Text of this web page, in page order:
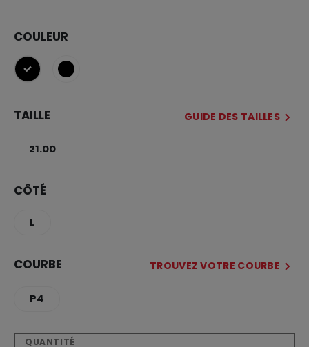
COULEUR
sélectionné
TAILLE GUIDE DES TAILLES
21.00
CÔTÉ
L
COURBE TROUVEZ VOTRE COURBE
P4
QUANTITÉ